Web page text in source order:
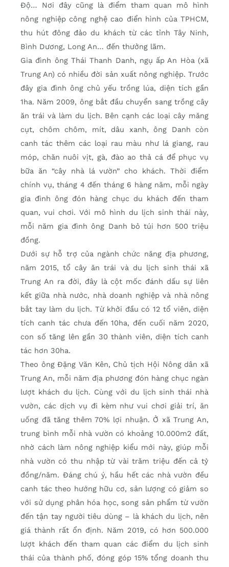
Độ… Nơi đây cũng là điểm tham quan mô hình
nông nghiệp công nghệ cao điển hình của TPHCM,
thu hút đông đảo du khách từ các tỉnh Tây Ninh,
Bình Dương, Long An… đến thưởng lãm.
Gia đình ông Thái Thanh Danh, ngụ ấp An Hòa (xã
Trung An) có nhiều đời sản xuất nông nghiệp. Trước
đây gia đình ông chủ yếu trồng lúa, diện tích gần
1ha. Năm 2009, ông bắt đầu chuyển sang trồng cây
ăn trái và làm du lịch. Bên cạnh các loại cây măng
cụt, chôm chôm, mít, dâu xanh, ông Danh còn
canh tác thêm các loại rau màu như lá giang, rau
móp, chăn nuôi vịt, gà, đào ao thả cá để phục vụ
bữa ăn “cây nhà lá vườn” cho khách. Thời điểm
chính vụ, tháng 4 đến tháng 6 hàng năm, mỗi ngày
gia đình ông đón hàng chục du khách đến tham
quan, vui chơi. Với mô hình du lịch sinh thái này,
mỗi năm gia đình ông Danh bỏ túi hơn 500 triệu
đồng.
Dưới sự hỗ trợ của ngành chức năng địa phương,
năm 2015, tổ cây ăn trái và du lịch sinh thái xã
Trung An ra đời, đây là cột mốc đánh dấu sự liên
kết giữa nhà nước, nhà doanh nghiệp và nhà nông
bắt tay làm du lịch. Từ khởi đầu có 12 tổ viên, diện
tích canh tác chưa đến 10ha, đến cuối năm 2020,
con số tăng lên gần 30 thành viên, diện tích canh
tác hơn 30ha.
Theo ông Đặng Văn Kên, Chủ tịch Hội Nông dân xã
Trung An, mỗi năm địa phương đón hàng chục ngàn
lượt khách du lịch. Cùng với du lịch sinh thái nhà
vườn, các dịch vụ đi kèm như vui chơi giải trí, ăn
uống đã tăng thêm 70% lợi nhuận. Ở xã Trung An,
trung bình mỗi nhà vườn có khoảng 10.000m2 đất,
nhờ cách làm nông nghiệp kiểu mới này, giúp mỗi
nhà vườn có thu nhập từ vài trăm triệu đến cả tỷ
đồng/năm. Đáng chú ý, hầu hết các nhà vườn đều
canh tác theo hướng hữu cơ, sản lượng có giảm so
với sử dụng phân hóa học, song sản phẩm từ vườn
đến tận tay người tiêu dùng – là khách du lịch, nên
giá thành rất ổn định. Năm 2019, có hơn 500.000
lượt khách đến tham quan các điểm du lịch sinh
thái của thành phố, đóng góp 15% tổng doanh thu